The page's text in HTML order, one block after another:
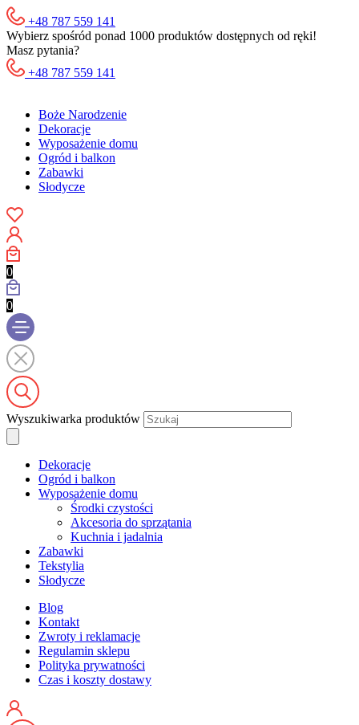
+48 787 559 141
Wybierz spośród ponad 1000 produktów dostępnych od ręki!
Masz pytania?
+48 787 559 141
Boże Narodzenie
Dekoracje
Wyposażenie domu
Ogród i balkon
Zabawki
Słodycze
0
0
Wyszukiwarka produktów
Dekoracje
Ogród i balkon
Wyposażenie domu
Środki czystości
Akcesoria do sprzątania
Kuchnia i jadalnia
Zabawki
Tekstylia
Słodycze
Blog
Kontakt
Zwroty i reklamacje
Regulamin sklepu
Polityka prywatności
Czas i koszty dostawy